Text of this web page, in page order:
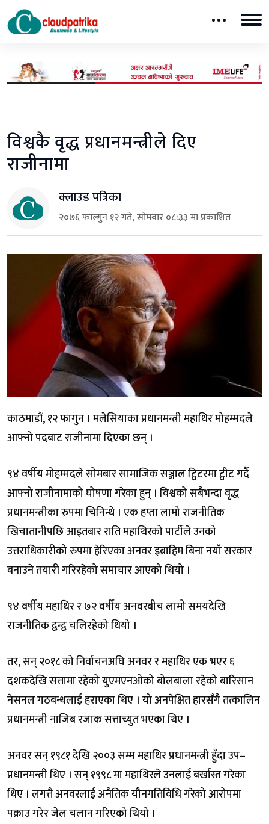
विश्वकै वृद्ध प्रधानमन्त्रीले दिए
राजीनामा
क्लाउड पत्रिका
२०७६ फाल्गुन १२ गते, सोमबार ०८:३३ मा प्रकाशित
काठमाडौं, १२ फागुन । मलेसियाका प्रधानमन्त्री महाथिर मोहम्मदले
आफ्नो पदबाट राजीनामा दिएका छन् ।
९४ वर्षीय मोहम्मदले सोमबार सामाजिक सञ्जाल ट्विटरमा ट्वीट गर्दै
आफ्नो राजीनामाको घोषणा गरेका हुन् । विश्वको सबैभन्दा वृद्ध
प्रधानमन्त्रीका रुपमा चिनिन्थे । एक हप्ता लामो राजनीतिक
खिचातानीपछि आइतबार राति महाथिरको पार्टीले उनको
उत्तराधिकारीको रुपमा हेरिएका अनवर इब्राहिम बिना नयाँ सरकार
बनाउने तयारी गरिरहेको समाचार आएको थियो ।
९४ वर्षीय महाथिर र ७२ वर्षीय अनवरबीच लामो समयदेखि
राजनीतिक द्वन्द्व चलिरहेको थियो ।
तर, सन् २०१८ को निर्वाचनअघि अनवर र महाथिर एक भएर ६
दशकदेखि सत्तामा रहेको युएमएनओको बोलबाला रहेको बारिसान
नेसनल गठबन्धलाई हराएका थिए । यो अनपेक्षित हारसँगै तत्कालिन
प्रधानमन्त्री नाजिब रजाक सत्ताच्युत भएका थिए ।
अनवर सन् १९८१ देखि २००३ सम्म महाथिर प्रधानमन्त्री हुँदा उप–
प्रधानमन्त्री थिए । सन् १९९८ मा महाथिरले उनलाई बर्खास्त गरेका
थिए । लगत्तै अनवरलाई अनैतिक यौनगतिविधि गरेको आरोपमा
पक्राउ गरेर जेल चलान गरिएको थियो ।